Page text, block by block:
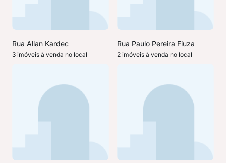
Rua Allan Kardec
3 imóveis à venda no local
Rua Paulo Pereira Fiuza
2 imóveis à venda no local